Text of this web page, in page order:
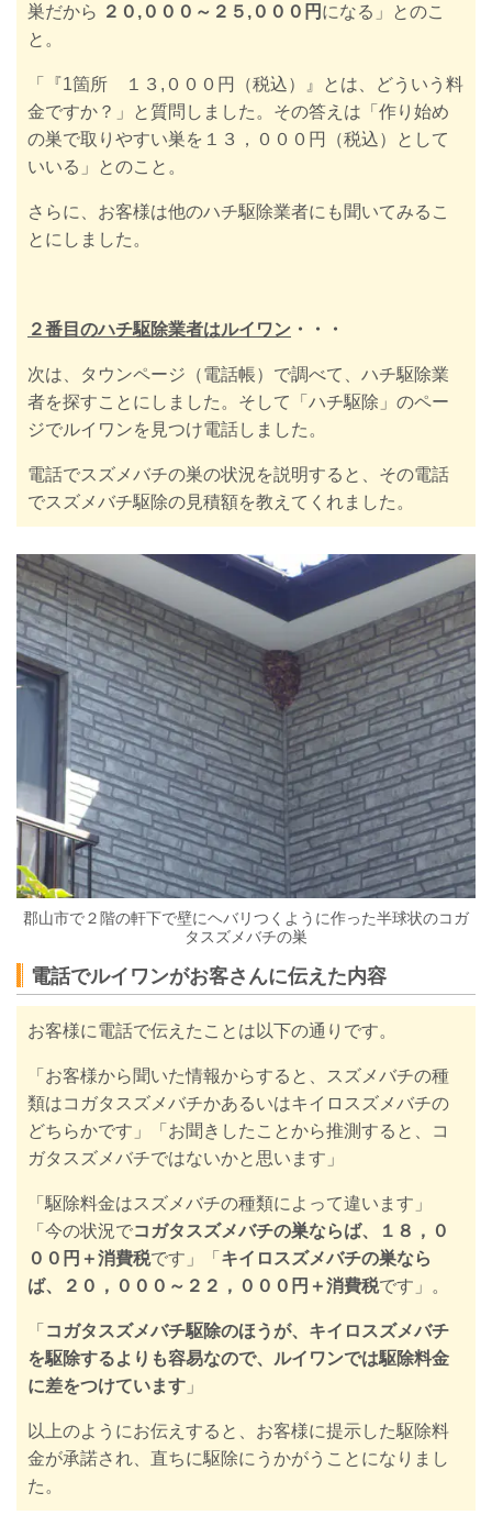
巣だから ２０,０００～２５,０００円 になる」とのこ
と。
「『1箇所 １３,０００円（税込）』とは、どういう料
金ですか？」と質問しました。 その答えは「作り始め
の巣で取りやすい巣を１３，０００円（税込）として
いいる」とのこと。
さらに、お客様は他のハチ駆除業者にも聞いてみるこ
とにしました。
２番目のハチ駆除業者はルイワン ・・・
次は、タウンページ（電話帳）で調べて、ハチ駆除業
者を探すことにしました。そして「ハチ駆除」のペー
ジでルイワンを見つけ電話しました。
電話でスズメバチの巣の状況を説明すると、その電話
でスズメバチ駆除の見積額を教えてくれました。
郡山市で２階の軒下で壁にヘバリつくように作った半球状のコガ
タスズメバチの巣
電話でルイワンがお客さんに伝えた内容
お客様に電話で伝えたことは以下の通りです。
「お客様から聞いた情報からすると、スズメバチの種
類はコガタスズメバチかあるいはキイロスズメバチの
どちらかです」「お聞きしたことから推測すると、コ
ガタスズメバチではないかと思います」
「駆除料金はスズメバチの種類によって違います」
「今の状況でコガタスズメバチの巣ならば、１８，０
００円＋消費税です」「 キイロスズメバチの巣なら
ば、２０，０００～２２，０００円＋消費税です」。
「 コガタスズメバチ駆除のほうが、キイロスズメバチ
を駆除するよりも容易なので、ルイワンでは駆除料金
に差をつけています 」
以上のようにお伝えすると、お客様に提示した駆除料
金が承諾され、直ちに駆除にうかがうことになりまし
た 。